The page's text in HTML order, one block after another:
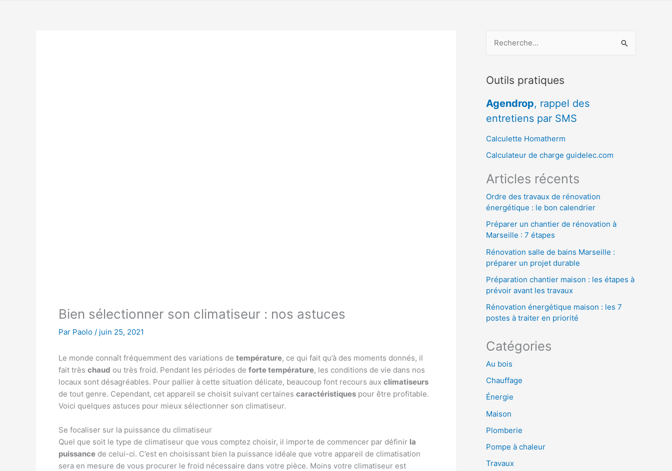
Bien sélectionner son climatiseur : nos astuces
Par Paolo / juin 25, 2021
Le monde connaît fréquemment des variations de température, ce qui fait qu’à des moments donnés, il
fait très chaud ou très froid. Pendant les périodes de forte température, les conditions de vie dans nos
locaux sont désagréables. Pour pallier à cette situation délicate, beaucoup font recours aux climatiseurs
de tout genre. Cependant, cet appareil se choisit suivant certaines caractéristiques pour être profitable.
Voici quelques astuces pour mieux sélectionner son climatiseur.
Se focaliser sur la puissance du climatiseur
Quel que soit le type de climatiseur que vous comptez choisir, il importe de commencer par définir la
puissance de celui-ci. C’est en choisissant bien la puissance idéale que votre appareil de climatisation
sera en mesure de vous procurer le froid nécessaire dans votre pièce. Moins votre climatiseur est
h
e
h
e
:
Outils pratiques
Agendrop, rappel des
entretiens par SMS
Calculette Homatherm
Calculateur de charge guidelec.com
Articles récents
Ordre des travaux de rénovation
énergétique : le bon calendrier
Préparer un chantier de rénovation à
Marseille : 7 étapes
Rénovation salle de bains Marseille :
préparer un projet durable
Préparation chantier maison : les étapes à
prévoir avant les travaux
Rénovation énergétique maison : les 7
postes à traiter en priorité
Catégories
Au bois
Chauffage
Énergie
Maison
Plomberie
Pompe à chaleur
Travaux